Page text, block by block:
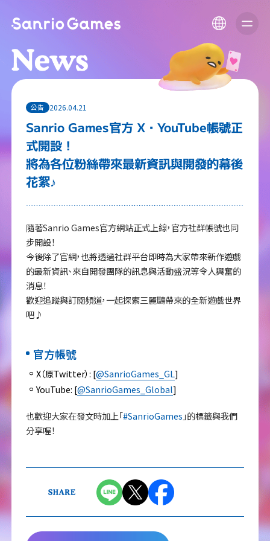
公告 2026.04.21
Sanrio Games官方 X・YouTube帳號正
式開設！
將為各位粉絲帶來最新資訊與開發的幕後
花絮♪
隨著Sanrio Games官方網站正式上線，官方社群帳號也同
步開設！
今後除了官網，也將透過社群平台即時為大家帶來新作遊戲
的最新資訊、來自開發團隊的訊息與活動盛況等令人興奮的
消息！
歡迎追蹤與訂閱頻道，一起探索三麗鷗帶來的全新遊戲世界
吧♪
官方帳號
X（原Twitter）: [@SanrioGames_GL]
YouTube: [@SanrioGames_Global]
也歡迎大家在發文時加上「#SanrioGames 」的標籤與我們
分享喔！